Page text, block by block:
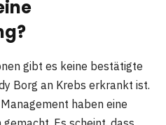
gibt es keine bestätigte
Borg an Krebs erkrankt ist.
haben eine